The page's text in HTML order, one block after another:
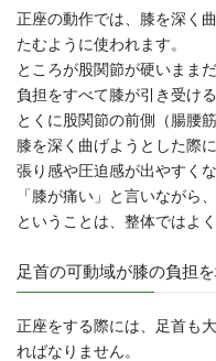
正座の動作では、膝を深く
たむように使われます。
ところが股関節が硬いまま
負担をすべて膝が引き受け
とくに股関節の前側（腸腰
膝を深く曲げようとした際
張り感や圧迫感が出やすくな
「膝が痛い」と言いながら
ということは、整体ではよ
足首の可動域が膝の負担
正座をする際には、足首も
ればなりません。